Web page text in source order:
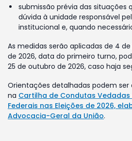
submissão prévia das situações
dúvida à unidade responsável
institucional e, quando
As medidas serão aplicadas de 4
de 2026, data do primeiro turno,
25 de outubro de 2026, caso haja
Orientações detalhadas podem ser
na Cartilha de Condutas Vedadas
Federais nas Eleições de 2026,
Advocacia-Geral da União.